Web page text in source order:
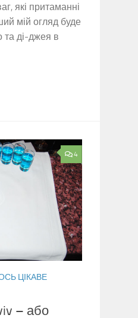
які притаманні
мій огляд буде
та ді-джея в
4
ЦІКАВЕ
– або